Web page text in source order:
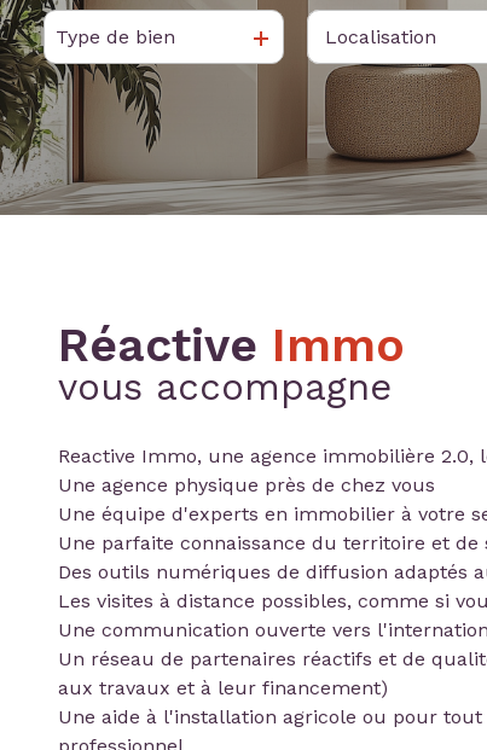
contact
nous
rejoindre
De l'ancien
De l'immo pro
à l'année
De l'immo pro
Type de bien
Réactive Immo
vous accompagne
Reactive Immo, une agence immobilière 2.0,
Une agence physique près de chez vous
Une équipe d'experts en immobilier à votre
Une parfaite connaissance du territoire et de
Des outils numériques de diffusion adaptés
Les visites à distance possibles, comme si
Une communication ouverte vers
Un réseau de partenaires réactifs et de
aux travaux et à leur financement)
Une aide à l'installation agricole ou pour